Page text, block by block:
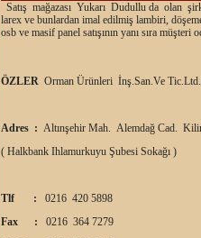
Satış mağazası Yukarı Dudullu da olan
larex ve bunlardan imal edilmiş lambiri,
osb ve masif panel satışının yanı sıra müşteri
ÖZLER Orman Ürünleri İnş.San.Ve
Adres : Altınşehir Mah. Alemdağ Cad.
( Halkbank Ihlamurkuyu Şubesi Sokağı )
Tlf :
0216 420 5898
Fax :
0216 364 7279